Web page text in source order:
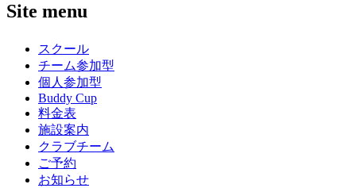
Site menu
スクール
チーム参加型
個人参加型
Buddy Cup
料金表
施設案内
クラブチーム
ご予約
お知らせ